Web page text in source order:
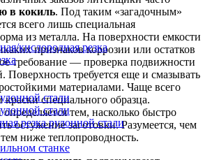
кислородная резка
стали
стали
резка рулонной стали
станке
в кокиль. Под таким «загадочным»
всего лишь специальная
из металла. На поверхности емкости
признаков коррозии или остатков
требование — проверка подвижности
Поверхность требуется еще и смазывать
материалами. Чаще всего
специального образца.
тем, насколько быстро
остужение заготовки. Разумеется, чем
ниже теплопроводность.